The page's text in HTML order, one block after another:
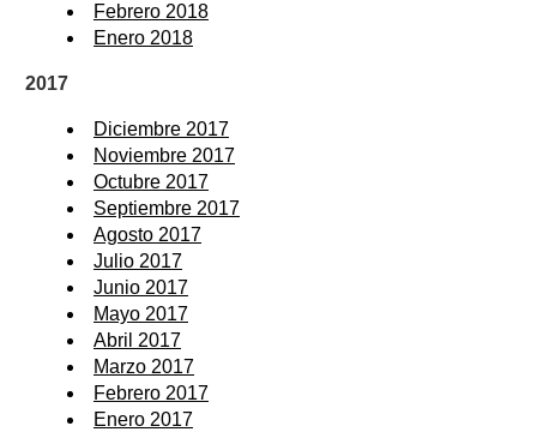
Febrero 2018
Enero 2018
2017
Diciembre 2017
Noviembre 2017
Octubre 2017
Septiembre 2017
Agosto 2017
Julio 2017
Junio 2017
Mayo 2017
Abril 2017
Marzo 2017
Febrero 2017
Enero 2017